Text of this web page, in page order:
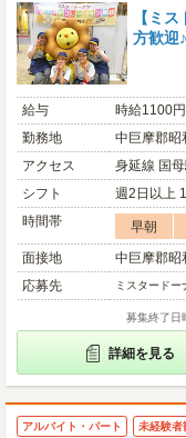
【ミ
方歓迎
給与
時給1100
勤務地
中巨摩郡昭
アクセス
身延線 国
シフト
週2日以上
時間帯
早朝
面接地
中巨摩郡昭
応募先
ミスタード
募集終了日
詳細を見る
アルバイト・パート 未経験者